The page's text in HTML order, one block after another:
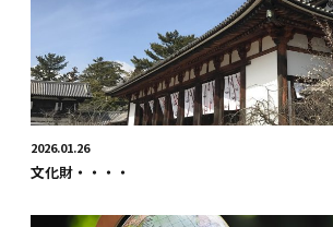
2026.01.26
文化財・・・・